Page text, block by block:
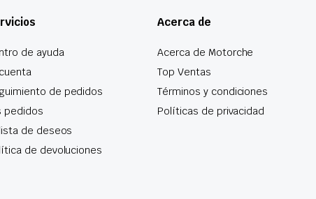
de ayuda
de pedidos
pedidos
de deseos
de devoluciones
Acerca de
Acerca de Motorche
Top Ventas
Términos y condiciones
Políticas de privacidad